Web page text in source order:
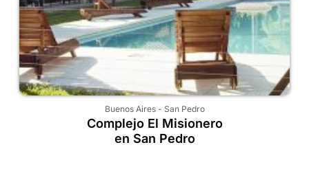
Buenos Aires- San Pedro
Complejo El Misionero
en San Pedro